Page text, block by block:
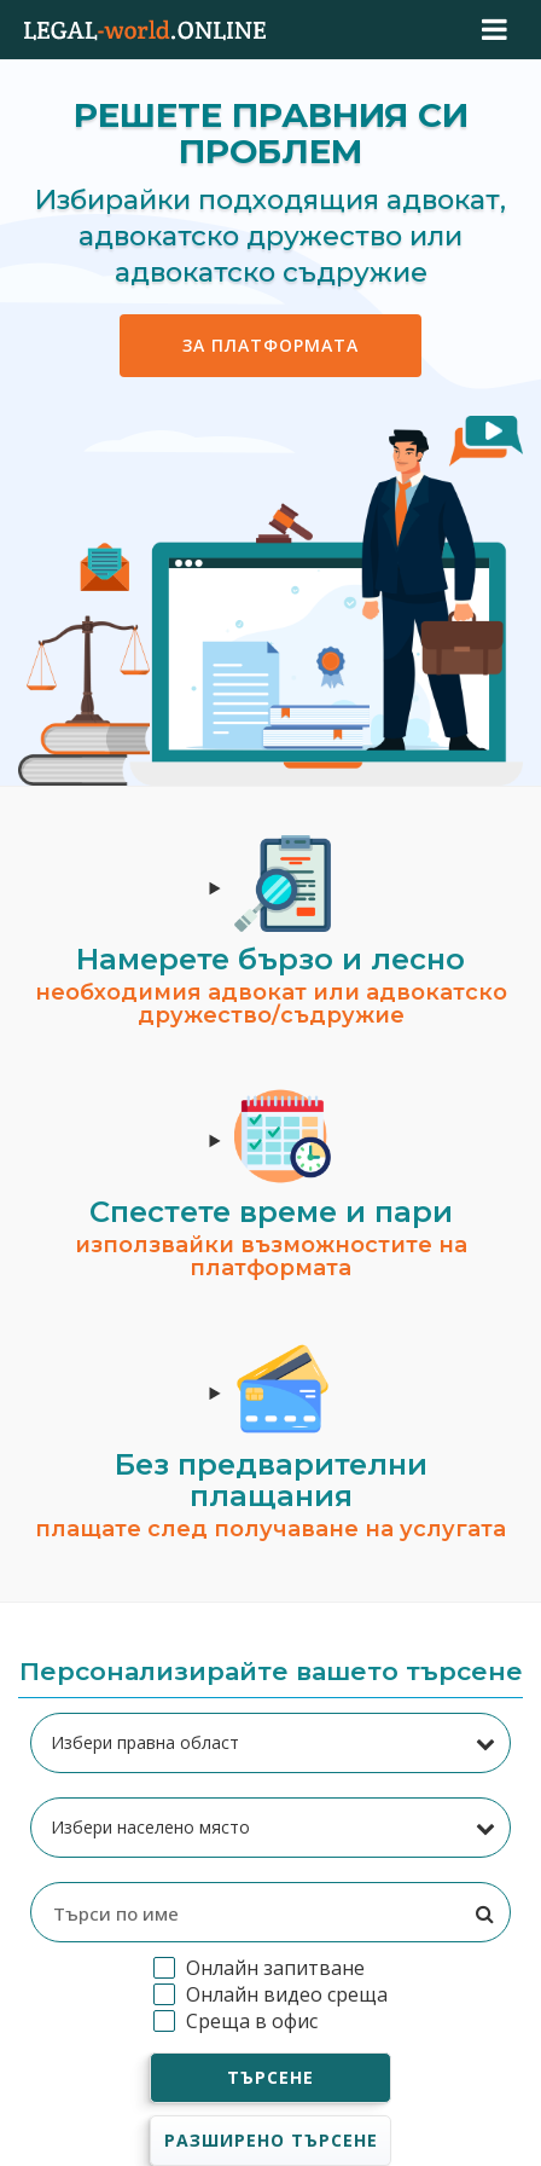
РЕШЕТЕ ПРАВНИЯ СИ
ПРОБЛЕМ
Избирайки подходящия адвокат,
адвокатско дружество или
адвокатско съдружие
ЗА ПЛАТФОРМАТА
Намерете бързо и лесно
необходимия адвокат или адвокатско
дружество/съдружие
Спестeте време и пари
използвайки възможностите на
платформата
Без предварителни
плащания
плащате след получаване на услугата
Персонализирайте вашето търсене
Онлайн запитване
Онлайн видео среща
Среща в офис
ТЪРСЕНЕ
РАЗШИРЕНО ТЪРСЕНЕ